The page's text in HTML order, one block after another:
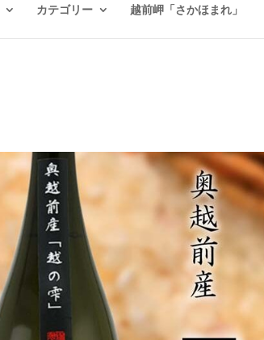
カテゴリー 越前岬「さかほまれ」